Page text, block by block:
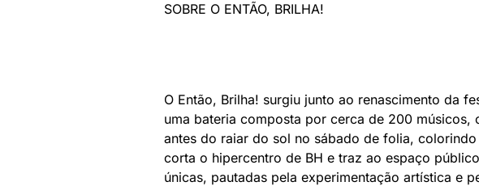
SOBRE O ENTÃO, BRILHA!
O Então, Brilha! surgiu junto ao renascimento da
uma bateria composta por cerca de 200
antes do raiar do sol no sábado de folia,
corta o hipercentro de BH e traz ao espaço
únicas, pautadas pela experimentação artística e